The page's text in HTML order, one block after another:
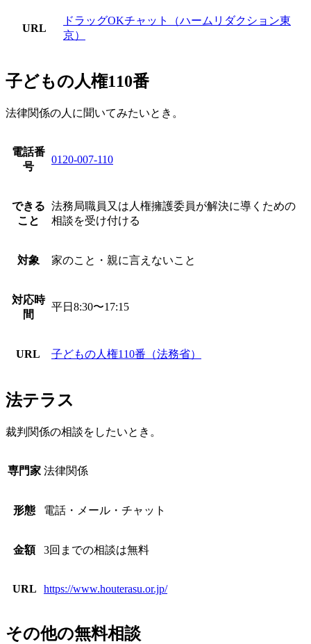
URL
ドラッグOKチャット（ハームリダクション東
京）
子どもの人権110番
法律関係の人に聞いてみたいとき。
電話番
号
0120-007-110
できる
こと
法務局職員又は人権擁護委員が解決に導くための
相談を受け付ける
対象 家のこと・親に言えないこと
対応時
間
平日8:30〜17:15
URL 子どもの人権110番（法務省）
法テラス
裁判関係の相談をしたいとき。
専門家 法律関係
形態 電話・メール・チャット
金額 3回までの相談は無料
URL https://www.houterasu.or.jp/
その他の無料相談